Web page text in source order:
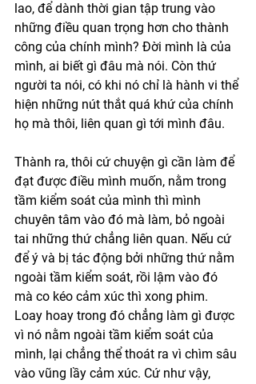
lao, để dành thời gian tập trung vào
những điều quan trọng hơn cho thành
công của chính mình? Đời mình là của
mình, ai biết gì đâu mà nói. Còn thứ
người ta nói, có khi nó chỉ là hành vi thể
hiện những nút thắt quá khứ của chính
họ mà thôi, liên quan gì tới mình đâu.
Thành ra, thôi cứ chuyện gì cần làm để
đạt được điều mình muốn, nằm trong
tầm kiểm soát của mình thì mình
chuyên tâm vào đó mà làm, bỏ ngoài
tai những thứ chẳng liên quan. Nếu cứ
để ý và bị tác động bởi những thứ nằm
ngoài tầm kiểm soát, rồi lậm vào đó
mà co kéo cảm xúc thì xong phim.
Loay hoay trong đó chẳng làm gì được
vì nó nằm ngoài tầm kiểm soát của
mình, lại chẳng thể thoát ra vì chìm sâu
vào vũng lầy cảm xúc. Cứ như vậy,